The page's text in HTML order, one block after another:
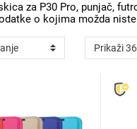
za P30 Pro, punjač,
o kojima možda